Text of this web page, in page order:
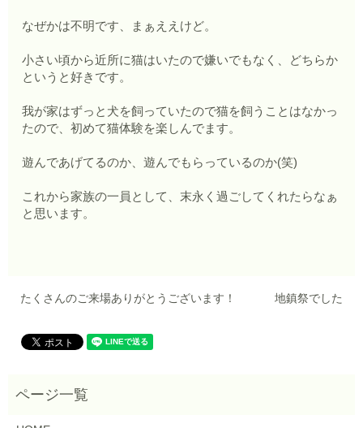
なぜかは不明です、まぁええけど。
小さい頃から近所に猫はいたので嫌いでもなく、どちらか
というと好きです。
我が家はずっと犬を飼っていたので猫を飼うことはなかっ
たので、初めて猫体験を楽しんでます。
遊んであげてるのか、遊んでもらっているのか(笑)
これから家族の一員として、末永く過ごしてくれたらなぁ
と思います。
たくさんのご来場ありがとうございます！ 地鎮祭でした